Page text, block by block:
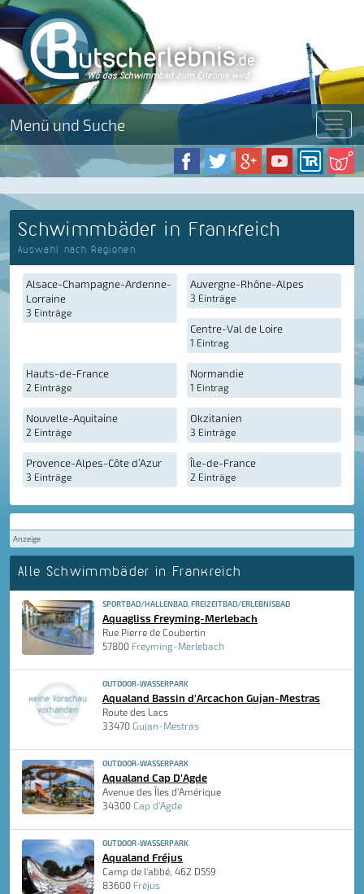
Menü und Suche Menü
Schwimmbäder in Frankreich
Auswahl nach Regionen
Alsace-Champagne-Ardenne-
Lorraine
3 Einträge
Auvergne-Rhône-Alpes
3 Einträge
Centre-Val de Loire
1 Eintrag
Hauts-de-France
2 Einträge
Normandie
1 Eintrag
Nouvelle-Aquitaine
2 Einträge
Okzitanien
3 Einträge
Provence-Alpes-Côte d’Azur
3 Einträge
Île-de-France
2 Einträge
Anzeige
Alle Schwimmbäder in Frankreich
SPORTBAD/HALLENBAD, FREIZEITBAD/ERLEBNISBAD
Aquagliss Freyming-Merlebach
Rue Pierre de Coubertin
57800 Freyming-Merlebach
OUTDOOR-WASSERPARK
Aqualand Bassin d'Arcachon Gujan-Mestras
Route des Lacs
33470 Gujan-Mestras
OUTDOOR-WASSERPARK
Aqualand Cap D'Agde
Avenue des Îles d'Amérique
34300 Cap d'Agde
OUTDOOR-WASSERPARK
Aqualand Fréjus
Camp de l'abbé, 462 D559
83600 Fréjus